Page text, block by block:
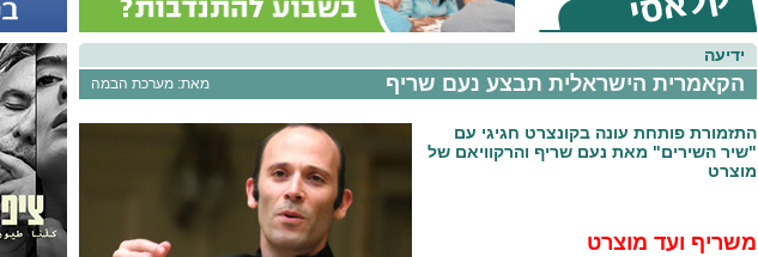
ידיעה
מאת: מערכת הבמה הקאמרית הישראלית תבצע נעם שריף
התזמורת פותחת עונה בקונצרט חגיגי עם
"שיר השירים" מאת נעם שריף והרקוויאם של
מוצרט
משריף ועד מוצרט